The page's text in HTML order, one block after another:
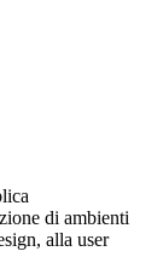
di ambienti
alla user